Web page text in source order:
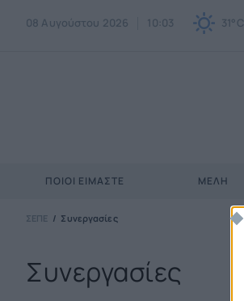
08 Αυγούστου 2026 10:03 31°C
ΠΟΙΟΙ ΕΊΜΑΣΤΕ ΜΈΛΗ
ΣΕΠΕ Συνεργασίες
Συνεργασίες